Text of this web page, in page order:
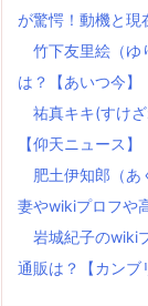
が驚愕！動機と現
竹下友里絵（ゆ
は？【あいつ今】
祐真キキ(すけ
【仰天ニュース】
肥土伊知郎（あ
妻やwikiプロフや
岩城紀子のwiki
通販は？【カンブ